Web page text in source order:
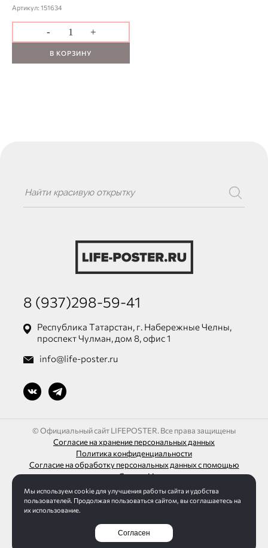
Артикул: 151634
- +
В КОРЗИНУ
8 (937)298-59-41
Республика Татарстан, г. Набережные Челны,
проспект Чулман, дом 8, офис 1
info@life-poster.ru
© Официальный сайт LIFEPOSTER. Все права защищены
Согласие на хранение персональных данных
Политика конфиденциальности
Согласие на обработку персональных данных с помощью
сервиса «Яндекс.Метрика»
ИП Шагалиев Ленар Азатович
ИНН 165032613271 / ОГРН 313165016100095
Разработка сайта Интернет-студия LELI
Мы используем cookie для улучшения работы сайта и удобства
пользователей. Продолжая пользоваться сайтом, вы соглашаетесь на
их использование.
Согласен